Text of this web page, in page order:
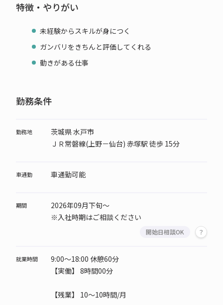
特徴・やりがい
未経験からスキルが身につく
ガンバリをきちんと評価してくれる
動きがある仕事
勤務条件
勤務地
茨城県 水戸市
ＪＲ常磐線(上野－仙台) 赤塚駅 徒歩 15分
車通勤 車通勤可能
期間
2026年09月下旬～
※入社時期はご相談ください
開始日相談OK
就業時間
9:00～18:00 休憩60分
【実働】 8時間00分
【残業】 10～10時間/月